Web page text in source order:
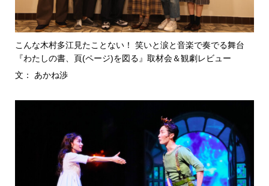
こんな木村多江見たことない！ 笑いと涙と音楽で奏でる舞台
『わたしの書、頁(ページ)を図る』取材会＆観劇レビュー
文： あかね渉